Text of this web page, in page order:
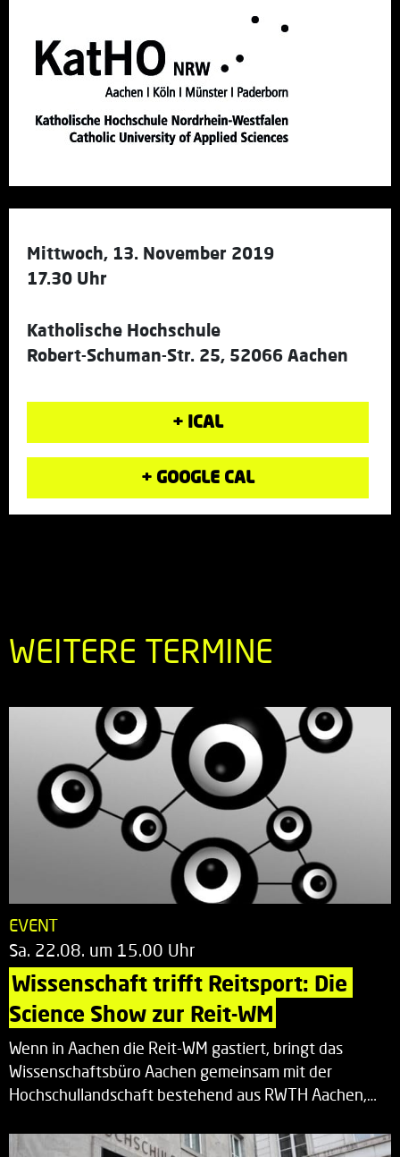
Mittwoch, 13. November 2019
17.30 Uhr
Katholische Hochschule
Robert-Schuman-Str. 25, 52066 Aachen
+ ICAL
+ GOOGLE CAL
WEITERE TERMINE
EVENT
Sa. 22.08. um 15.00 Uhr
Wissenschaft trifft Reitsport: Die
Science Show zur Reit-WM
Wenn in Aachen die Reit-WM gastiert, bringt das
Wissenschaftsbüro Aachen gemeinsam mit der
Hochschullandschaft bestehend aus RWTH Aachen,…